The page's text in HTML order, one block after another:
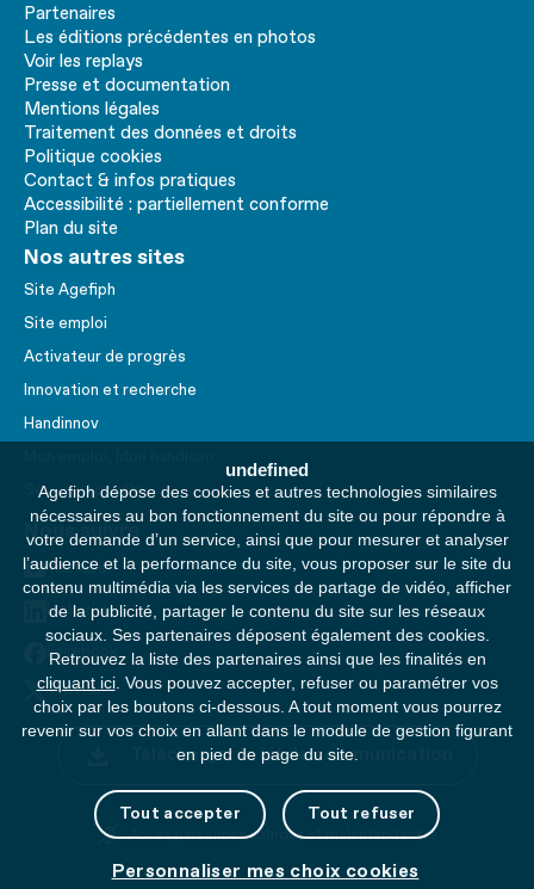
undefined
Agefiph dépose des cookies et autres technologies similaires
nécessaires au bon fonctionnement du site ou pour répondre à
votre demande d’un service, ainsi que pour mesurer et analyser
l’audience et la performance du site, vous proposer sur le site du
contenu multimédia via les services de partage de vidéo, afficher
de la publicité, partager le contenu du site sur les réseaux
sociaux. Ses partenaires déposent également des cookies.
Retrouvez la liste des partenaires ainsi que les finalités en
cliquant ici. Vous pouvez accepter, refuser ou paramétrer vos
choix par les boutons ci-dessous. A tout moment vous pourrez
revenir sur vos choix en allant dans le module de gestion figurant
en pied de page du site.
Tout accepter Tout refuser
Personnaliser mes choix cookies
Partenaires
Les éditions précédentes en photos
Voir les replays
Presse et documentation
Mentions légales
Traitement des données et droits
Politique cookies
Contact & infos pratiques
Accessibilité : partiellement conforme
Plan du site
Nos autres sites
Site Agefiph
Site emploi
Activateur de progrès
Innovation et recherche
Handinnov
Service AppuiPro
Nous suivre
Youtube
Linkedin
Facebook
Twitter
Télécharger le kit de communication
Accès personnes sourdes et malentendantes